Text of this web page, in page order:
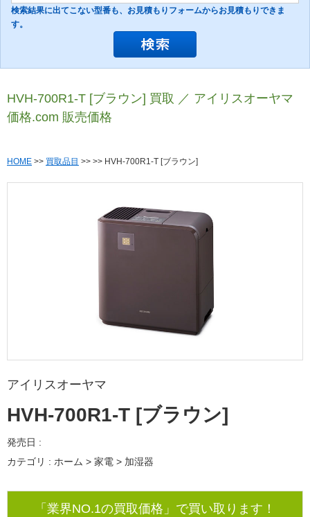
検索結果に出てこない型番も、お見積もりフォームからお見積もりできま
す。
HVH-700R1-T [ブラウン] 買取 ／ アイリスオーヤマ
価格.com 販売価格
HOME >> 買取品目 >> >> HVH-700R1-T [ブラウン]
アイリスオーヤマ
HVH-700R1-T [ブラウン]
発売日 :
カテゴリ : ホーム > 家電 > 加湿器
「業界NO.1の買取価格」で買い取ります！